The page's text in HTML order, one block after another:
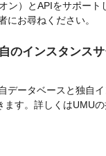
ン）とAPIをサポート
にお尋ねください。
のインスタンス
データベースと独自
ます。詳しくはUMU